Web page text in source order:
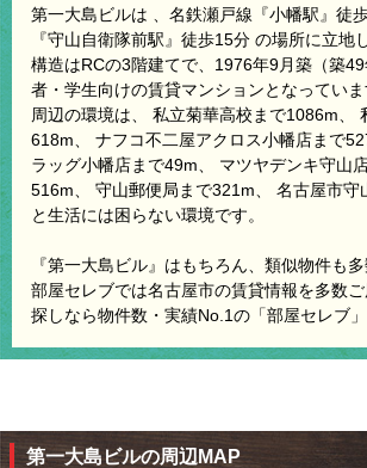
第一大島ビルは 、名鉄瀬戸線『小幡駅』徒
『守山自衛隊前駅』徒歩15分 の場所に立地
構造はRCの3階建てで、1976年9月築（築
者・学生向けの賃貸マンションとなっていま
周辺の環境は、 私立菊華高校まで1086m
618m、 ナフコ不二屋アクロス小幡店まで
ラッグ小幡店まで49m、 マツヤデンキ守山
516m、 守山郵便局まで321m、 名古屋市守
と生活には困らない環境です。
『第一大島ビル』はもちろん、類似物件も
部屋セレブでは名古屋市の賃貸情報を多数
探しなら物件数・実績No.1の「部屋セレブ
第一大島ビルの周辺MAP